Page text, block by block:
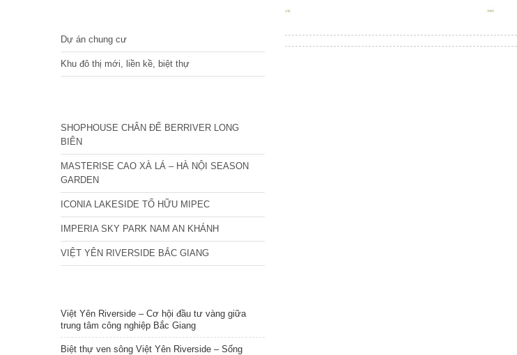
Dự án chung cư
Khu đô thị mới, liền kề, biệt thự
SHOPHOUSE CHÂN ĐẾ BERRIVER LONG
BIÊN
MASTERISE CAO XÀ LÁ – HÀ NỘI SEASON
GARDEN
ICONIA LAKESIDE TỐ HỮU MIPEC
IMPERIA SKY PARK NAM AN KHÁNH
VIỆT YÊN RIVERSIDE BẮC GIANG
Việt Yên Riverside – Cơ hội đầu tư vàng giữa
trung tâm công nghiệp Bắc Giang
Biệt thự ven sông Việt Yên Riverside – Sống